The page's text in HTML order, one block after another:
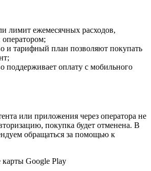
лимит ежемесячных расходов,
и тарифный план позволяют покупать
поддерживает оплату с мобильного
или приложения через оператора не
покупка будет отменена. В
обращаться за помощью к
Google Play